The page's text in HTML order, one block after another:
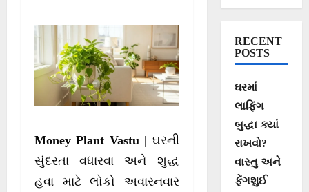
Money Plant Vastu | ઘરની
સુંદરતા વધારવા અને શુદ્ધ
હવા માટે લોકો અવારનવાર
RECENT
POSTS
ઘરમાં
લાફિંગ
બુદ્ધા ક્યાં
રાખવો?
વાસ્તુ અને
ફેંગશુઈ